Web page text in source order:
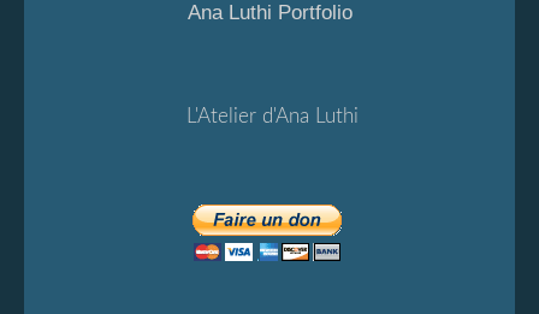
Ana Luthi Portfolio
L'Atelier d'Ana Luthi